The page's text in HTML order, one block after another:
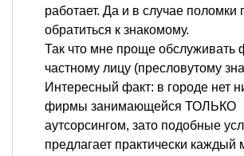
работает. Да и в случае поломки
обратиться к знакомому.
Так что мне проще обслуживать
частному лицу (пресловутому
Интересный факт: в городе нет
фирмы занимающейся ТОЛЬКО
аутсорсингом, зато подобные
предлагает практически каждый